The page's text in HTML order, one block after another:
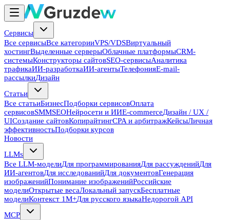
Сервисы
Все сервисыВсе категорииVPS/VDSВиртуальный
хостингВыделенные серверыОблачные платформыCRM-
системыКонструкторы сайтовSEO-сервисыАналитика
трафикаИИ-разработкаИИ-агентыТелефонияE-mail-
рассылкиДизайн
Статьи
Все статьиБизнесПодборки сервисовОплата
сервисовSMMSEOНейросети и ИИE-commerceДизайн / UX /
UIСоздание сайтовКопирайтингCPA и арбитражКейсыЛичная
эффективностьПодборки курсов
Новости
LLMs
Все LLM-моделиДля программированияДля рассужденийДля
ИИ-агентовДля исследованийДля документовГенерация
изображенийПонимание изображенийРоссийские
моделиОткрытые весаЛокальный запускБесплатные
моделиКонтекст 1M+Для русского языкаНедорогой API
MCP